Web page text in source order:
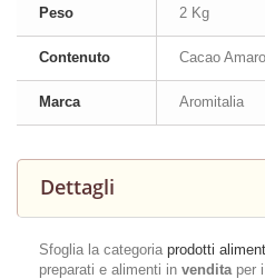
Peso 2 Kg
Contenuto Cacao
Marca Aromitalia
Dettagli
Sfoglia la categoria prodotti
preparati e alimenti in venditaper i